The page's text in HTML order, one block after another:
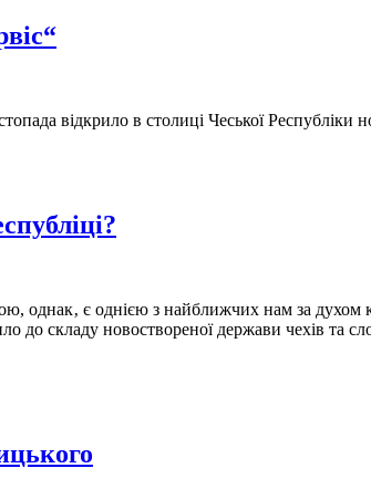
відкрило в столиці Чеської
однак‚ є однією з найближчих нам за
до складу новоствореної держави чехів та